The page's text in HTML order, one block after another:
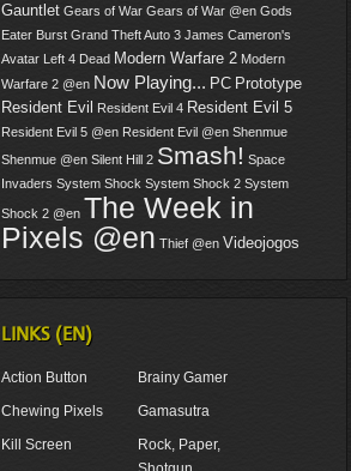
Gauntlet Gears of War Gears of War @en Gods
Eater Burst Grand Theft Auto 3 James Cameron's
Avatar Left 4 Dead Modern Warfare 2 Modern
Warfare 2 @en Now Playing... PC Prototype
Resident Evil
Resident Evil 4 Resident Evil 5
Resident Evil 5 @en Resident Evil @en Shenmue
Shenmue @en Silent Hill 2 Smash! Space
Invaders System Shock System Shock 2 System
Shock 2 @en The Week in
Pixels @en Thief @en Videojogos
LINKS (EN)
Action Button
Brainy Gamer
Chewing Pixels
Gamasutra
Kill Screen
Rock, Paper,